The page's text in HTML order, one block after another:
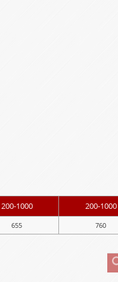
200-1000 200-1000
655 760